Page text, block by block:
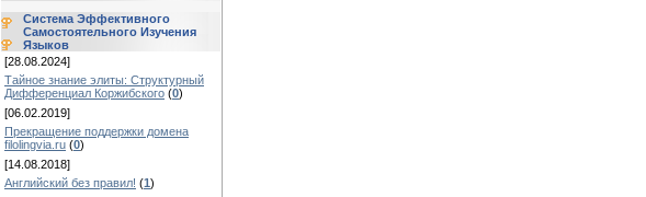
Система Эффективного
Самостоятельного Изучения
Языков
[28.08.2024]
Тайное знание элиты: Структурный
Дифференциал Коржибского (0)
[06.02.2019]
Прекращение поддержки домена
filolingvia.ru (0)
[14.08.2018]
Английский без правил! (1)